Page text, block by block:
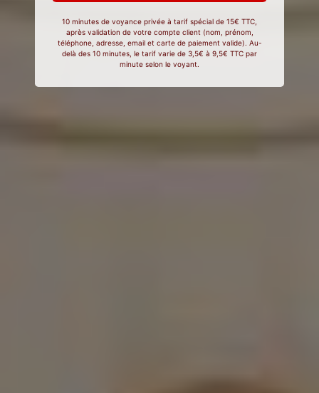
10 minutes de voyance privée à tarif spécial de 15€ TTC,
après validation de votre compte client (nom, prénom,
téléphone, adresse, email et carte de paiement valide). Au-
delà des 10 minutes, le tarif varie de 3,5€ à 9,5€ TTC par
minute selon le voyant.